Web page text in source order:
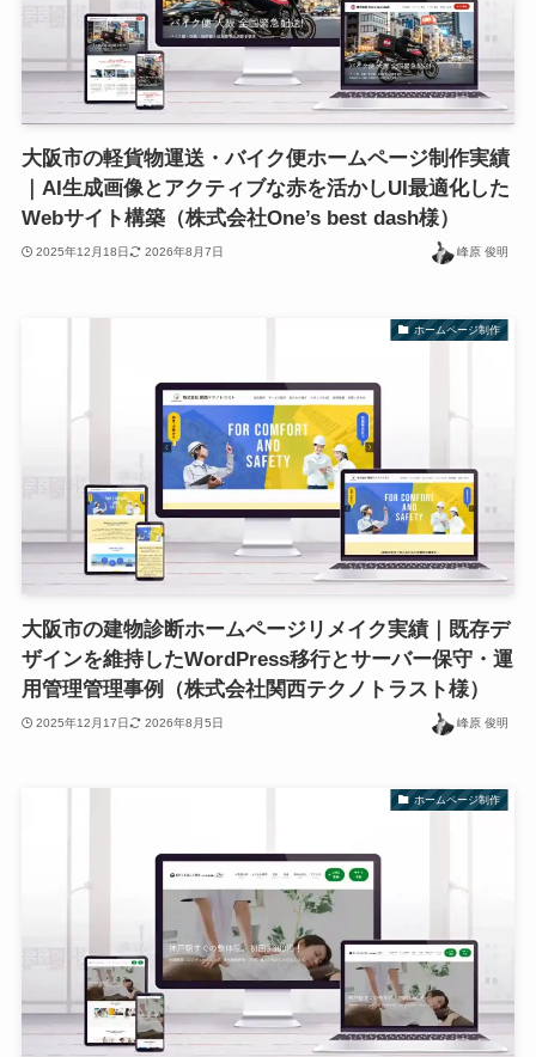
大阪市の軽貨物運送・バイク便ホームページ制作実績
｜AI生成画像とアクティブな赤を活かしUI最適化した
Webサイト構築（株式会社One’s best dash様）
2025年12月18日 2026年8月7日 峰原 俊明
ホームページ制作
大阪市の建物診断ホームページリメイク実績｜既存デ
ザインを維持したWordPress移行とサーバー保守・運
用管理管理事例（株式会社関西テクノトラスト様）
2025年12月17日 2026年8月5日 峰原 俊明
ホームページ制作